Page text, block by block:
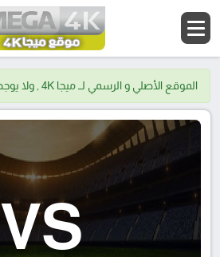
الموقع الأصلي و الرسمي لــ ميجا 4K , ولا يوجد لدينا موقع اخر.
VS